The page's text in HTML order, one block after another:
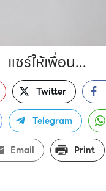
แชร์ให้เพื่อน...
Twitter
Telegram
Email Print